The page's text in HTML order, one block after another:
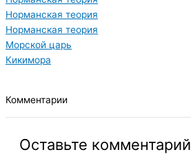
Норманская теория
Норманская теория
Морской царь
Кикимора
Комментарии
Оставьте комментарий